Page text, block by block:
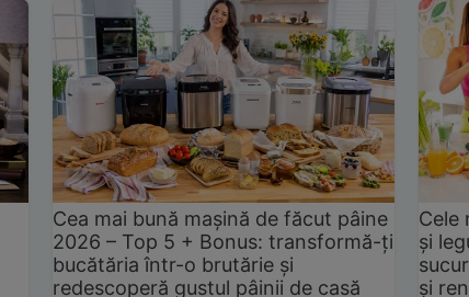
Cea mai bună mașină de făcut pâine
2026 – Top 5 + Bonus: transformă-ți
bucătăria într-o brutărie și
redescoperă gustul pâinii de casă
Cele
și
și